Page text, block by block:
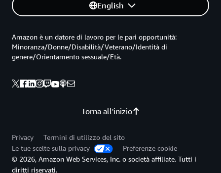
English
Torna all'inizio
Amazon è un datore di lavoro per le pari opportunità:
Minoranza/Donne/Disabilità/Veterano/Identità di
genere/Orientamento sessuale/Età.
Privacy
Termini di utilizzo del sito
Le tue scelte sulla privacy
Preferenze cookie
© 2026, Amazon Web Services, Inc. o società affiliate. Tutti i
diritti riservati.